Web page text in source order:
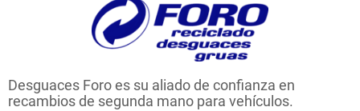
Desguaces Foro es su aliado de confianza en
recambios de segunda mano para vehículos.